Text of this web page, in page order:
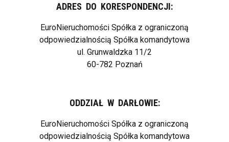
ADRES DO KORESPONDENCJI:
EuroNieruchomości Spółka z ograniczoną
odpowiedzialnością Spółka komandytowa
ul. Grunwaldzka 11/2
60-782 Poznań
ODDZIAŁ W DARŁOWIE:
EuroNieruchomości Spółka z ograniczoną
odpowiedzialnością Spółka komandytowa